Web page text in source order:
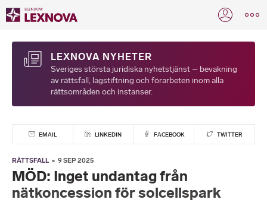
LEXNOVA NYHETER
Sveriges största juridiska nyhetstjänst – bevakning
av rättsfall, lagstiftning och förarbeten inom alla
rättsområden och instanser.
EMAIL LINKEDIN FACEBOOK TWITTER
RÄTTSFALL 9 SEP 2025
MÖD: Inget undantag från
nätkoncession för solcellspark